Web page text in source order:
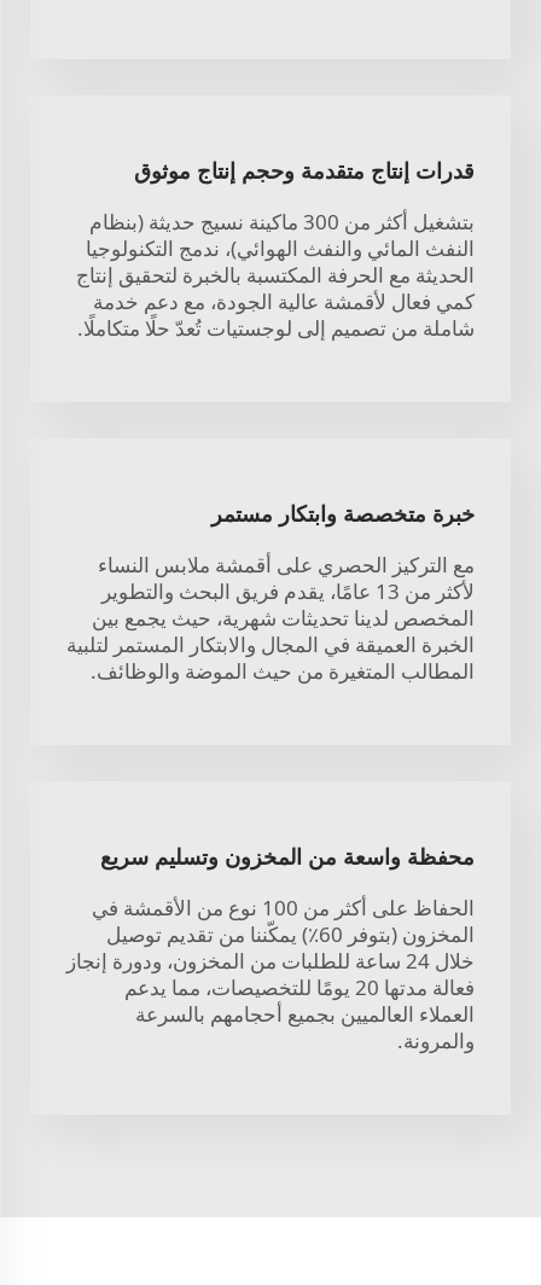
قدرات إنتاج متقدمة وحجم إنتاج موثوق
بتشغيل أكثر من 300 ماكينة نسيج حديثة (بنظام
النفث المائي والنفث الهوائي)، ندمج التكنولوجيا
الحديثة مع الحرفة المكتسبة بالخبرة لتحقيق إنتاج
كمي فعال لأقمشة عالية الجودة، مع دعم خدمة
شاملة من تصميم إلى لوجستيات تُعدّ حلًا متكاملًا.
خبرة متخصصة وابتكار مستمر
مع التركيز الحصري على أقمشة ملابس النساء
لأكثر من 13 عامًا، يقدم فريق البحث والتطوير
المخصص لدينا تحديثات شهرية، حيث يجمع بين
الخبرة العميقة في المجال والابتكار المستمر لتلبية
المطالب المتغيرة من حيث الموضة والوظائف.
محفظة واسعة من المخزون وتسليم سريع
الحفاظ على أكثر من 100 نوع من الأقمشة في
المخزون (بتوفر 60٪) يمكّننا من تقديم توصيل
خلال 24 ساعة للطلبات من المخزون، ودورة إنجاز
فعالة مدتها 20 يومًا للتخصيصات، مما يدعم
العملاء العالميين بجميع أحجامهم بالسرعة
والمرونة.